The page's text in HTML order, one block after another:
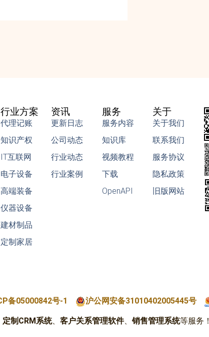
行业方案
代理记账
知识产权
IT互联网
电子设备
高端装备
仪器设备
建材制品
定制家居
资讯
更新日志
公司动态
行业动态
行业案例
服务
服务内容
知识库
视频教程
下载
OpenAPI
关于
关于我们
联系我们
服务协议
隐私政策
旧版网站
备05000842号-1 沪公网安备31010402005445号
定制CRM系统、客户关系管理软件、销售管理系统等服务！